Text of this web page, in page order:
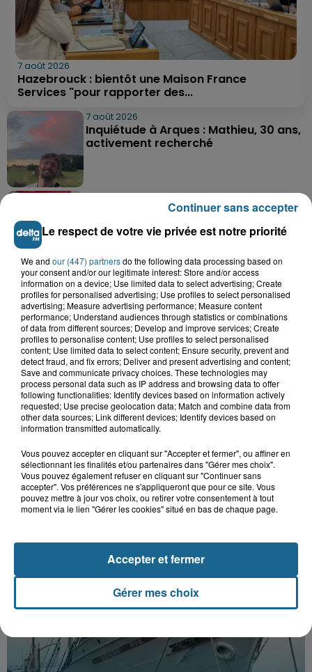
7 août 2026
Hazebrouck : bientôt une Maison France
Services "pour rapporter des...
7 août 2026
Inquiétude à Arques : Mathieu, 30 ans,
activement recherché
7 août 2026
Foot, Boulogne-sur-Mer : Grégory Thil,
un directeur sportif à...
7 août 2026
Hand : Dunkerque face à l'élite pour
préparer la saison du renouveau
7 août 2026
Incendie à La Brasserie de Saint-Omer
: 80 personnes évacuées
Le respect de votre vie privée est notre priorité
We and our (447) partnersdo the following data processing based on
your consent and/or our legitimate interest: Store and/or access
information on a device; Use limited data to select advertising; Create
profiles for personalised advertising; Use profiles to select personalised
advertising; Measure advertising performance; Measure content
performance; Understand audiences through statistics or combinations
of data from different sources; Develop and improve services; Create
profiles to personalise content; Use profiles to select personalised
content; Use limited data to select content; Ensure security, prevent and
detect fraud, and fix errors; Deliver and present advertising and content;
Save and communicate privacy choices. These technologies may
process personal data such as IP address and browsing data to offer
following functionalities: Identify devices based on information actively
requested; Use precise geolocation data; Match and combine data from
other data sources; Link different devices; Identify devices based on
information transmitted automatically.
Vous pouvez accepter en cliquant sur "Accepter et fermer", ou affiner en
sélectionnant les finalités et/ou partenaires dans "Gérer mes choix".
Vous pouvez également refuser en cliquant sur "Continuer sans
accepter". Vos préférences ne s'appliqueront que pour ce site. Vous
pouvez mettre à jour vos choix, ou retirer votre consentement à tout
moment via le lien "Gérer les cookies" situé en bas de chaque page.
Gérer mes choix
Accepter et fermer
Continuer sans accepter